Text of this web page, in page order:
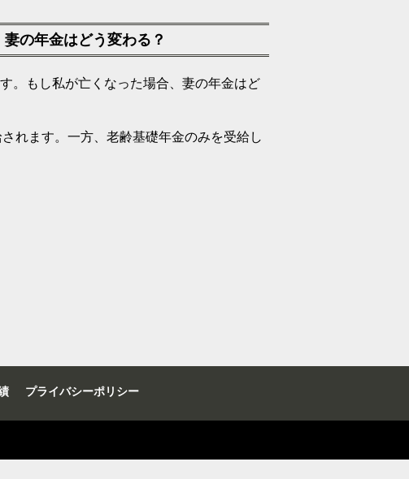
の年金はどう変わる？
。もし私が亡くなった場合、妻の年金はど
れます。一方、老齢基礎年金のみを受給し
プライバシーポリシー